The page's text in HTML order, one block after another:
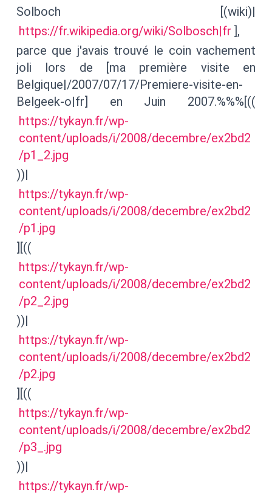
Solboch [(wiki)|
https://fr.wikipedia.org/wiki/Solbosch|fr ],
parce que j'avais trouvé le coin vachement
joli lors de [ma première visite en
Belgique|/2007/07/17/Premiere-visite-en-
Belgeek-o|fr] en Juin 2007.%%%[((
https://tykayn.fr/wp-
content/uploads/i/2008/decembre/ex2bd2
/p1_2.jpg
))|
https://tykayn.fr/wp-
content/uploads/i/2008/decembre/ex2bd2
/p1.jpg
][((
https://tykayn.fr/wp-
content/uploads/i/2008/decembre/ex2bd2
/p2_2.jpg
))|
https://tykayn.fr/wp-
content/uploads/i/2008/decembre/ex2bd2
/p2.jpg
][((
https://tykayn.fr/wp-
content/uploads/i/2008/decembre/ex2bd2
/p3_.jpg
))|
https://tykayn.fr/wp-